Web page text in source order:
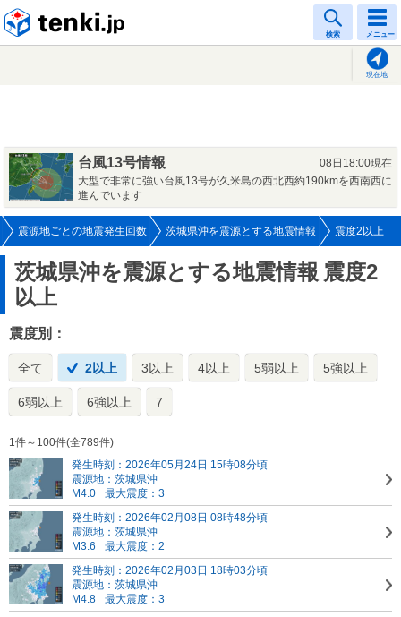
検索 メニュー
現在地
台風13号情報
08日18:00現在
大型で非常に強い台風13号が久米島の西北西約190kmを西南西に
進んでいます
震源地ごとの地震発生回数 茨城県沖を震源とする地震情報 震度2以上
茨城県沖を震源とする地震情報 震度2
以上
震度別：
全て 2以上 3以上 4以上 5弱以上 5強以上
6弱以上 6強以上 7
1件～100件(全789件)
発生時刻：2026年05月24日 15時08分頃
震源地：茨城県沖
M4.0
最大震度：3
発生時刻：2026年02月08日 08時48分頃
震源地：茨城県沖
M3.6
最大震度：2
発生時刻：2026年02月03日 18時03分頃
震源地：茨城県沖
M4.8
最大震度：3